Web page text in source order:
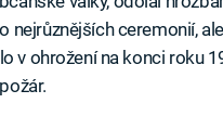
nejrůznějších ceremonií,
v ohrožení na konci roku